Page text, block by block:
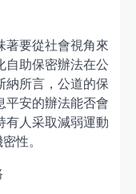
著要從社會視角來
自助保密辦法在公
納所言，公道的保
平安的辦法能否會
有人采取減弱運動
性。